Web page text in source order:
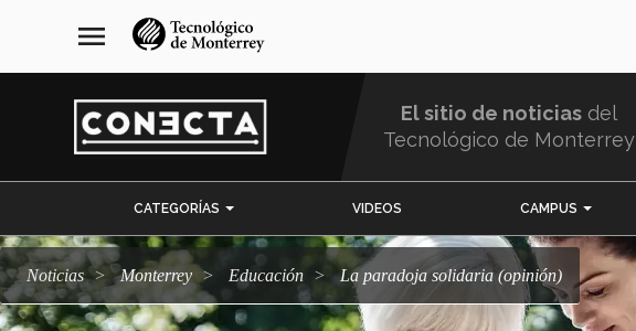
navegación
principal
menu
El sitio de noticias del
Tecnológico de Monterrey
CATEGORÍAS VIDEOS CAMPUS
Noticias Monterrey Educación La paradoja solidaria (opinión)